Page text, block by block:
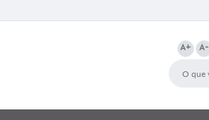
A+ A-